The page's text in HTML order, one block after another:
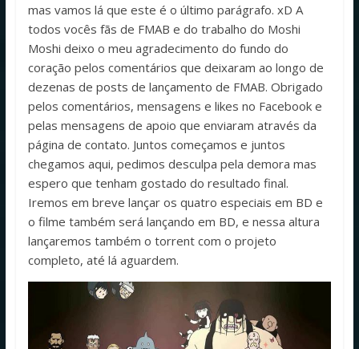
mas vamos lá que este é o último parágrafo. xD A
todos vocês fãs de FMAB e do trabalho do Moshi
Moshi deixo o meu agradecimento do fundo do
coração pelos comentários que deixaram ao longo de
dezenas de posts de lançamento de FMAB. Obrigado
pelos comentários, mensagens e likes no Facebook e
pelas mensagens de apoio que enviaram através da
página de contato. Juntos começamos e juntos
chegamos aqui, pedimos desculpa pela demora mas
espero que tenham gostado do resultado final.
Iremos em breve lançar os quatro especiais em BD e
o filme também será lançando em BD, e nessa altura
lançaremos também o torrent com o projeto
completo, até lá aguardem.